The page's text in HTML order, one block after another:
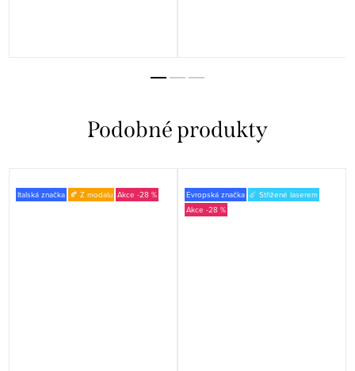
Italská značka 🍂 Z modalu -28 % Evropská značka ☄️ Střižené laserem
-28 %